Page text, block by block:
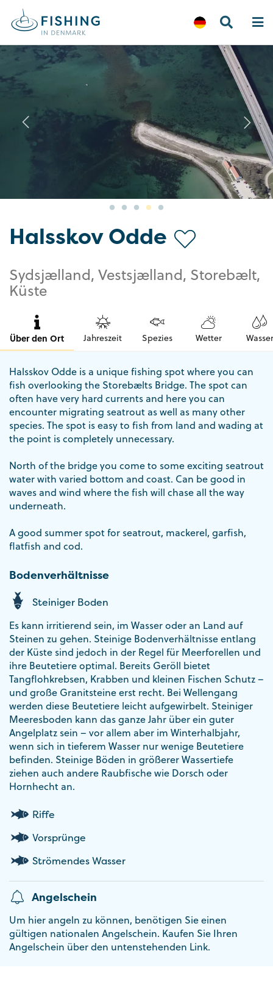
Previous
Halsskov Odde
Sydsjælland, Vestsjælland, Storebælt,
Küste
Über den Ort Jahreszeit Spezies Wetter Wasser
Halsskov Odde is a unique fishing spot where you can
fish overlooking the Storebælts Bridge. The spot can
often have very hard currents and here you can
encounter migrating seatrout as well as many other
species. The spot is easy to fish from land and wading at
the point is completely unnecessary.
North of the bridge you come to some exciting seatrout
water with varied bottom and coast. Can be good in
waves and wind where the fish will chase all the way
underneath.
A good summer spot for seatrout, mackerel, garfish,
flatfish and cod.
Bodenverhältnisse
Steiniger Boden
Es kann irritierend sein, im Wasser oder an Land auf
Steinen zu gehen. Steinige Bodenverhältnisse entlang
der Küste sind jedoch in der Regel für Meerforellen und
ihre Beutetiere optimal. Bereits Geröll bietet
Tangflohkrebsen, Krabben und kleinen Fischen Schutz –
und große Granitsteine erst recht. Bei Wellengang
werden diese Beutetiere leicht aufgewirbelt. Steiniger
Meeresboden kann das ganze Jahr über ein guter
Angelplatz sein – vor allem aber im Winterhalbjahr,
wenn sich in tieferem Wasser nur wenige Beutetiere
befinden. Steinige Böden in größerer Wassertiefe
ziehen auch andere Raubfische wie Dorsch oder
Hornhecht an.
Riffe
Vorsprünge
Strömendes Wasser
Angelschein
Um hier angeln zu können, benötigen Sie einen
gültigen nationalen Angelschein. Kaufen Sie Ihren
Angelschein über den untenstehenden Link.